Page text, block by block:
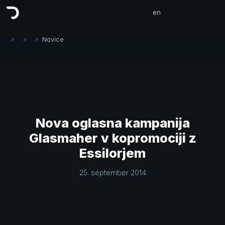
en
» » » Novice
Nova oglasna kampanija
Glasmaher v kopromociji z
Essilorjem
25. september 2014